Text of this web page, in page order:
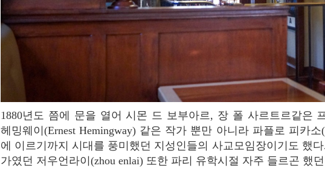
1880년도 쯤에 문을 열어 시몬 드 보부아르, 장 폴 사르트르같은 프랑스 철학가, 어니스트
헤밍웨이(Ernest Hemingway) 같은 작가 뿐만 아니라 파플로 피카소
에 이르기까지 시대를 풍미했던 지성인들의 사교모임장이기도 했
가였던 저우언라이(zhou enlai) 또한 파리 유학시절 자주 들르곤 했